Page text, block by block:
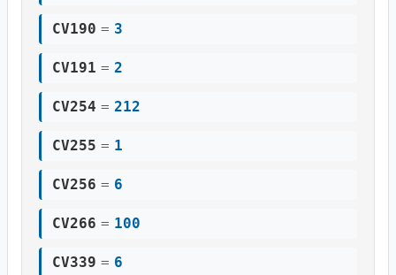
CV190 = 3
CV191 = 2
CV254 = 212
CV255 = 1
CV256 = 6
CV266 = 100
CV339 = 6